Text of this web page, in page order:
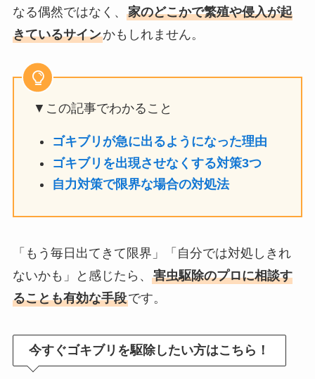
なる偶然ではなく、 家のどこかで繁殖や侵入が起
きているサインかもしれません。
▼この記事でわかること
ゴキブリが急に出るようになった理由
ゴキブリを出現させなくする対策3つ
自力対策で限界な場合の対処法
「もう毎日出てきて限界」「自分では対処しきれ
ないかも」と感じたら、 害虫駆除のプロに相談す
ることも有効な手段です。
今すぐゴキブリを駆除したい方はこちら！